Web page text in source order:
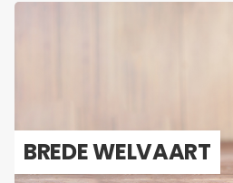
BREDE WEL­VAART